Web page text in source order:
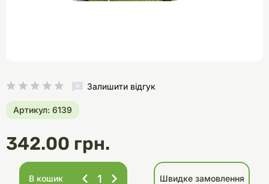
Залишити відгук
Артикул: 6139
342.00 грн.
В кошик Швидке замовлення